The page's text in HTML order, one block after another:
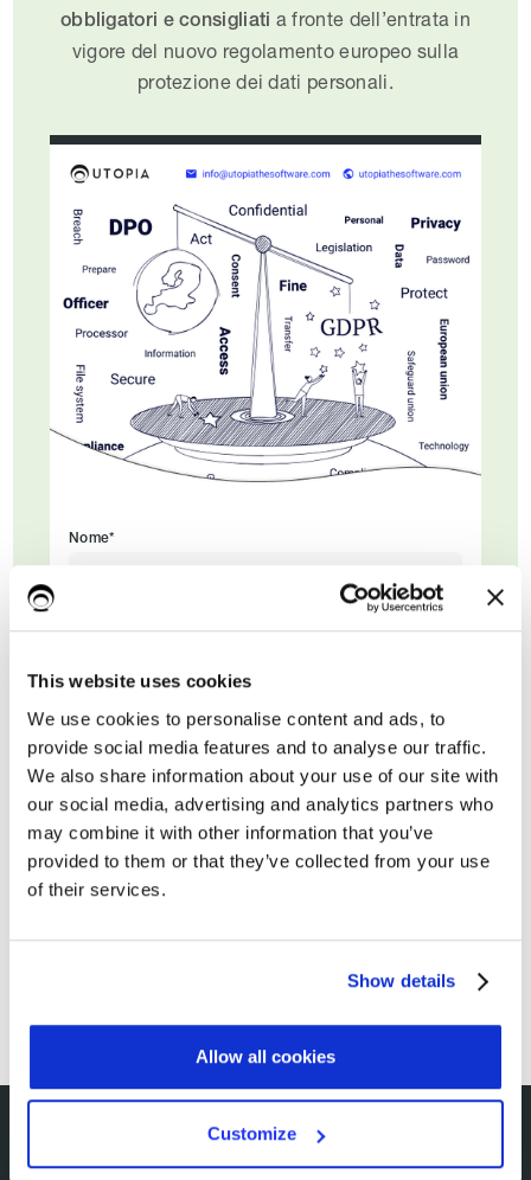
This website uses cookies
We use cookies to personalise content and ads, to
provide social media features and to analyse our traffic.
We also share information about your use of our site with
our social media, advertising and analytics partners who
may combine it with other information that you’ve
provided to them or that they’ve collected from your use
of their services.
Show details
Allow all cookies
Customize
obbligatori e consigliati a fronte dell’entrata in
vigore del nuovo regolamento europeo sulla
protezione dei dati personali.
Nome*
Email di lavoro*